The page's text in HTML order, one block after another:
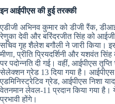
इन आईपीएस की हुई तरक्की
एडीजी अभिनव कुमार को डीजी रैंक,
रेणुका देवी और बरिंदरजीत सिंह को
सचिव गृह शैलेश बगौली ने जारी किया।
मीणा, प्रीति प्रियदर्शिनी और यशवंत
पर पदोन्नति दी गई। वहीं, आईपीएस
सेलेक्शन ग्रेड 13 दिया गया है।
एडमिनिस्ट्रेटिव ग्रेड, आईपीएस निशा
वेतनमान लेवल-11 प्रदान किया गया
प्रभावी होंगे।